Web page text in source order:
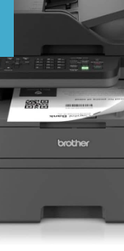
puce
pas